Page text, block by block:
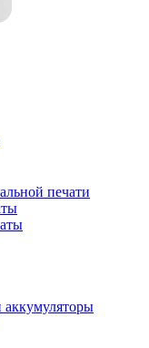
печати
аккумуляторы